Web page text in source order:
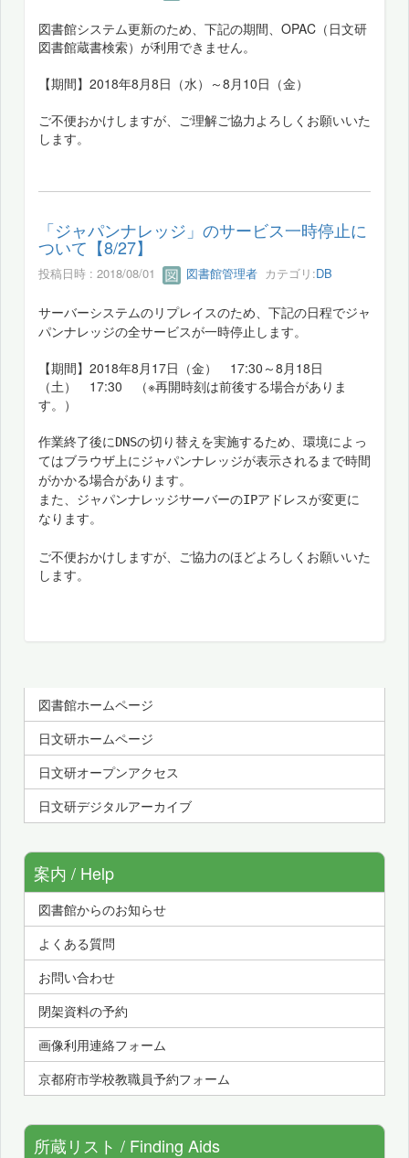
図書館システム更新のため、下記の期間、OPAC（日文研
図書館蔵書検索）が利用できません。
【期間】2018年8月8日（水）～8月10日（金）
ご不便おかけしますが、ご理解ご協力よろしくお願いいた
します。
「ジャパンナレッジ」のサービス一時停止に
ついて【8/27】
投稿日時 : 2018/08/01 図書館管理者 カテゴリ:DB
サーバーシステムのリプレイスのため、下記の日程でジャ
パンナレッジの全サービスが一時停止します。
【期間】2018年8月17日（金） 17:30～8月18日
（土） 17:30 （※再開時刻は前後する場合がありま
す。）
作業終了後にDNSの切り替えを実施するため、環境によっ
てはブラウザ上にジャパンナレッジが表示されるまで時間
がかかる場合があります。
また、 ジャパンナレッジサーバーのIPアドレスが変更に
なります。
ご不便おかけしますが、ご協力のほどよろしくお願いいた
します。
図書館ホームページ
日文研ホームページ
日文研オープンアクセス
日文研デジタルアーカイブ
案内 / Help
図書館からのお知らせ
よくある質問
お問い合わせ
閉架資料の予約
画像利用連絡フォーム
京都府市学校教職員予約フォーム
所蔵リスト / Finding Aids